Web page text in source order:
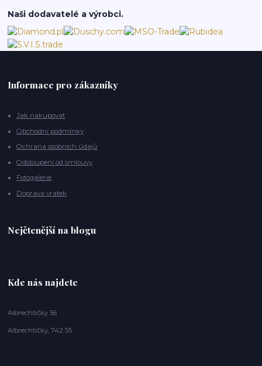
Naši dodavatelé a výrobci.
Informace pro zákazníky
Jak nakupovat
Obchodní podmínky
Ochrana osobních údajů
Odstoupení od smlouvy
Fotogalerie
Doprava vratek
Nejčtenější na blogu
Kde nás najdete
Albrechtičky 56
Albrechtičky, 742 55